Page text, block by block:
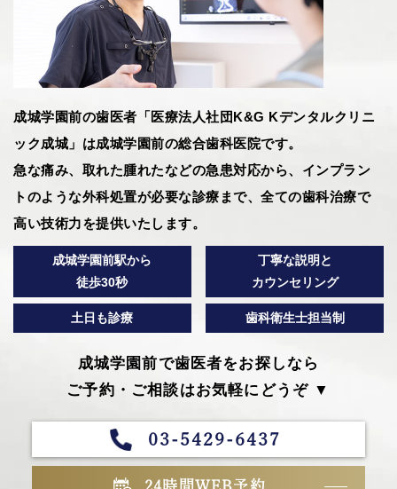
成城学園前の歯医者「医療法人社団K&G Kデンタルクリニ
ック成城」は成城学園前の総合歯科医院です。
急な痛み、取れた腫れたなどの急患対応から、インプラン
トのような外科処置が必要な診療まで、全ての歯科治療で
高い技術力を提供いたします。
成城学園前駅から
徒歩30秒
丁寧な説明と
カウンセリング
土日も診療 歯科衛生士担当制
成城学園前で歯医者をお探しなら
ご予約・ご相談はお気軽にどうぞ ▼
03-5429-6437